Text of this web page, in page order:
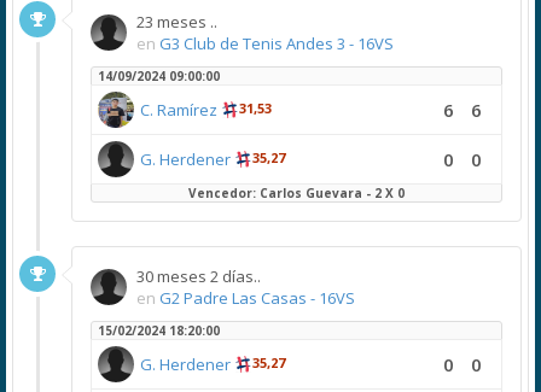
23 meses ..
en G3 Club de Tenis Andes 3 - 16VS
14/09/2024 09:00:00
C. Ramírez 31,53 6 6
G. Herdener 35,27 0 0
Vencedor: Carlos Guevara - 2 X 0
30 meses 2 días..
en G2 Padre Las Casas - 16VS
15/02/2024 18:20:00
G. Herdener 35,27 0 0